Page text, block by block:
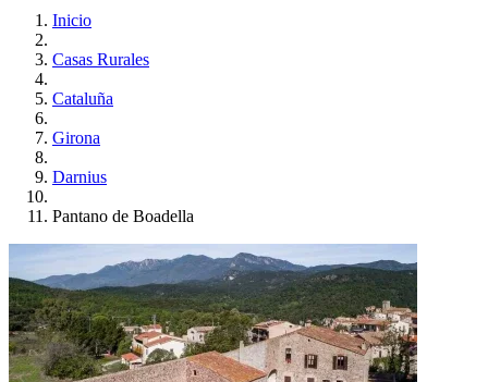
Inicio
Casas Rurales
Cataluña
Girona
Darnius
Pantano de Boadella